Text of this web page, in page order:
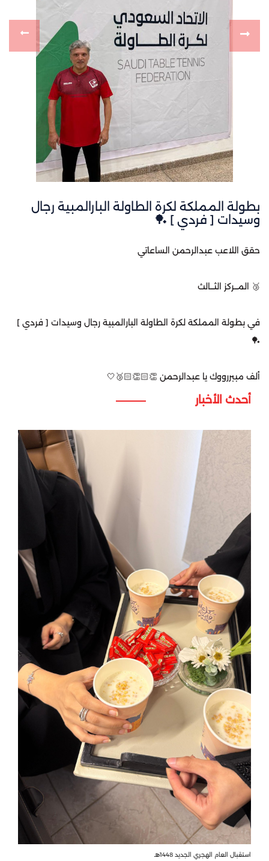
بطولة المملكة لكرة الطاولة البارالمبية رجال
وسيدات [ فردي ] 🏓
حقق اللاعب عبدالرحمن الساعاتي
‏🥉 المـــركز الثـــالث
‏في بطولة المملكة لكرة الطاولة البارالمبية رجال وسيدات [ فردي ]
🏓
‏ألف مببررووك يا عبدالرحمن 👏🏻👏🏻🥉🤍
أحدث الأخبار
استقبال العام الهجري الجديد 1448هـ